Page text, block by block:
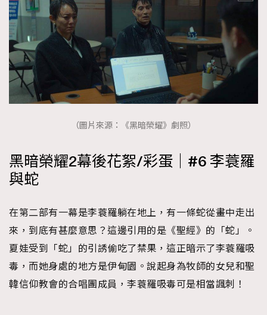
（圖片來源：《黑暗榮耀》劇照）
黑暗榮耀2幕後花絮/彩蛋｜#6 李蓑羅
與蛇
在第二部有一幕是李蓑羅躺在地上，有一條蛇從畫中走出
來，到底有甚麼意思？這邊引用的是《聖經》的「蛇」。
夏娃受到「蛇」的引誘偷吃了禁果，這正暗示了李蓑羅吸
毒，而她身處的地方是伊甸園。說起身為牧師的女兒和聖
韓信仰教會的合唱團成員，李蓑羅吸毒可是相當諷刺！